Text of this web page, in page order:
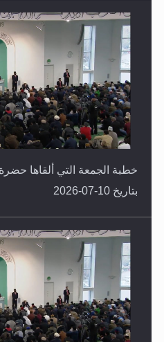
خطبة الجمعة التي ألقاها